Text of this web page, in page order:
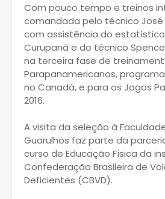
Com pouco tempo e treinos
comandada pelo técnico José
com assistência do
Curupaná e do técnico
na terceira fase de
Parapanamericanos,
no Canadá, e para os Jogos
2016.
A visita da seleção à
Guarulhos faz parte da
curso de Educação Física da
Confederação Brasileira de
Deficientes (CBVD).